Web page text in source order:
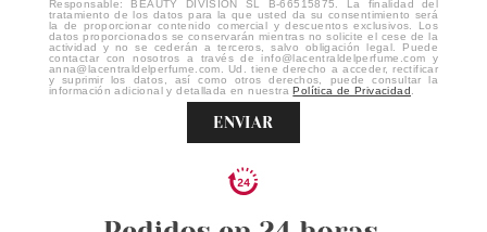
Responsable: BEAUTY DIVISION SL B-66515875. La finalidad del
tratamiento de los datos para la que usted da su consentimiento será
la de proporcionar contenido comercial y descuentos exclusivos. Los
datos proporcionados se conservarán mientras no solicite el cese de la
actividad y no se cederán a terceros, salvo obligación legal. Puede
contactar con nosotros a través de info@lacentraldelperfume.com y
anna@lacentraldelperfume.com. Ud. tiene derecho a acceder, rectificar
y suprimir los datos, así como otros derechos, puede consultar la
información adicional y detallada en nuestraPolítica de Privacidad
ENVIAR